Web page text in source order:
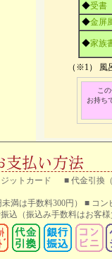
◆受書
◆金屏
◆家族
（※1）
こ
お持ち
ジットカード ■ 代金引換（
未満は手数料300円） ■ コ
込 （振込み手数料はお客